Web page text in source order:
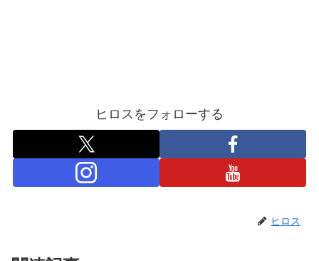
ヒロスをフォローする
ヒロス